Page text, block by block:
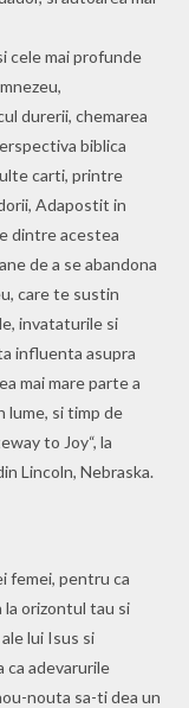
cele mai profunde
durerii, chemarea
biblica
carti, printre
Adapostit in
dintre acestea
de a se abandona
care te sustin
invataturile si
influenta asupra
mai mare parte a
lume, si timp de
to Joy“, la
Lincoln, Nebraska.
femei, pentru ca
la orizontul tau si
lui Isus si
ca adevarurile
nouta sa-ti dea un